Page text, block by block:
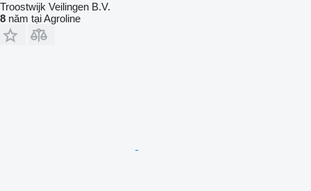
Troostwijk Veilingen B.V.
8 năm tại Agroline